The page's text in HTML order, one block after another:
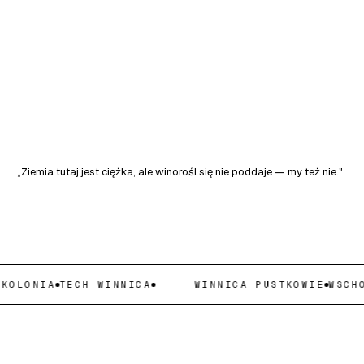
„Ziemia tutaj jest ciężka, ale winorośl się nie poddaje — my też nie."
TECH WINNICA WINNICA PUSTKOWIE